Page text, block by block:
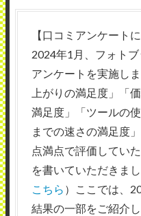
【口コミアンケート
2024年1月、フォト
アンケートを実施し
上がりの満足度」「
満足度」「ツールの
までの速さの満足度
点満点で評価してい
を書いていただきま
こちら ）ここでは、
結果の一部をご紹介し